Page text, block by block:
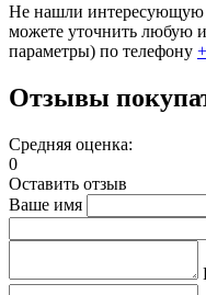
Не нашли
можете уточнить любую
параметры) по телефону
Отзывы
Средняя оценка:
0
Оставить отзыв
Ваше имя